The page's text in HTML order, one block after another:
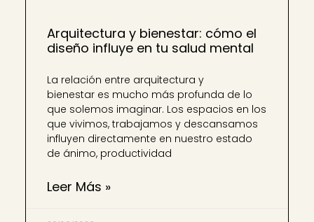
Arquitectura y bienestar: cómo el
diseño influye en tu salud mental
La relación entre arquitectura y
bienestar es mucho más profunda de lo
que solemos imaginar. Los espacios en los
que vivimos, trabajamos y descansamos
influyen directamente en nuestro estado
de ánimo, productividad
Leer Más »